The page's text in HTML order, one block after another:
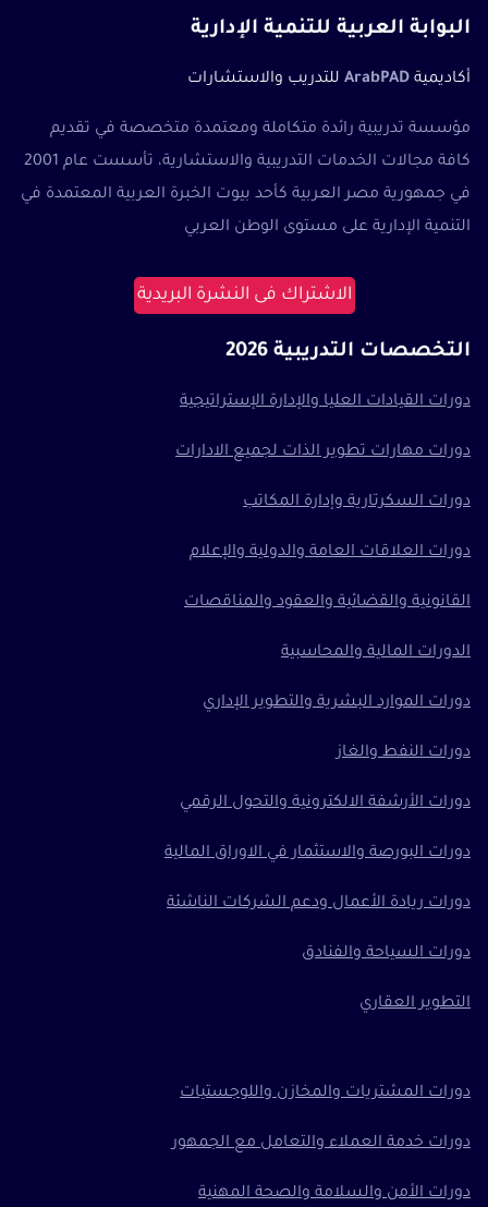
البوابة العربية للتنمية الإدارية
أكاديمية ArabPAD للتدريب والاستشارات
مؤسسة تدريبية رائدة متكاملة ومعتمدة متخصصة في تقديم
كافة مجالات الخدمات التدريبية والاستشارية، تأسست عام 2001
في جمهورية مصر العربية كأحد بيوت الخبرة العربية المعتمدة في
التنمية الإدارية على مستوى الوطن العربي
الاشتراك فى النشرة البريدية
التخصصات التدريبية 2026
دورات القيادات العليا والإدارة الإستراتيجية
دورات مهارات تطوير الذات لجميع الادارات
دورات السكرتارية وإدارة المكاتب
دورات العلاقات العامة والدولية والإعلام
القانونية والقضائية والعقود والمناقصات
الدورات المالية والمحاسبية
دورات الموارد البشرية والتطوير الإداري
دورات النفط والغاز
دورات الأرشفة الالكترونية والتحول الرقمي
دورات البورصة والاستثمار في الاوراق المالية
دورات ريادة الأعمال ودعم الشركات الناشئة
دورات السياحة والفنادق
التطوير العقاري
دورات المشتريات والمخازن واللوجستيات
دورات خدمة العملاء والتعامل مع الجمهور
دورات الأمن والسلامة والصحة المهنية